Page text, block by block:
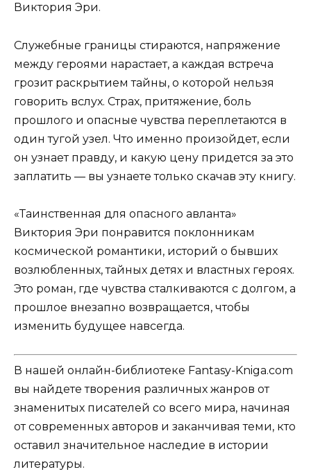
Виктория Эри.
Служебные границы стираются, напряжение
между героями нарастает, а каждая встреча
грозит раскрытием тайны, о которой нельзя
говорить вслух. Страх, притяжение, боль
прошлого и опасные чувства переплетаются в
один тугой узел. Что именно произойдет, если
он узнает правду, и какую цену придется за это
заплатить — вы узнаете только скачав эту книгу.
«Таинственная для опасного авланта»
Виктория Эри понравится поклонникам
космической романтики, историй о бывших
возлюбленных, тайных детях и властных героях.
Это роман, где чувства сталкиваются с долгом, а
прошлое внезапно возвращается, чтобы
изменить будущее навсегда.
В нашей онлайн-библиотеке Fantasy-Kniga.com
вы найдете творения различных жанров от
знаменитых писателей со всего мира, начиная
от современных авторов и заканчивая теми, кто
оставил значительное наследие в истории
литературы.